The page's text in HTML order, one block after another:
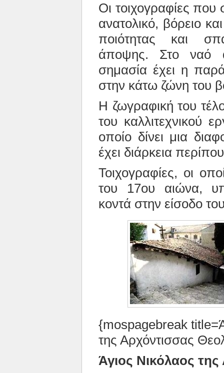
Οι τοιχογραφίες που
ανατολικό, βόρειο
ποιότητας και
άποψης. Στο ναό
σημασία έχει η
στην κάτω ζώνη του
Η ζωγραφική του
του καλλιτεχνικού
οποίο δίνει μια
έχει διάρκεια
Τοιχογραφίες, οι
του 17ου αιώνα,
κοντά στην είσοδο
{mospagebreak
της Αρχόντισσας
Άγιος Νικόλαος